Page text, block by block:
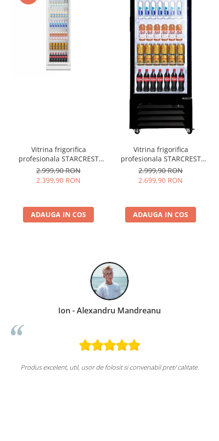
Vitrina frigorifica
profesionala STARCREST
SPS-351WH, 350 L,
Termostat reglabil,
Iluminare LED, H 194.5 cm,
2.999,90 RON
2.399,90 RON
ADAUGA IN COS
Vitrina frigorifica
profesionala STARCREST
SPS-360DC, 360 L, Caseta
luminoasa, Display
Temperatura, Panou
LED, Roti, H 195 cm
2.999,90 RON
2.699,90 RON
ADAUGA IN COS
Ion - Alexandru Mandreanu
Produs excelent, util, usor de folosit si convenabil pret/ calitate.